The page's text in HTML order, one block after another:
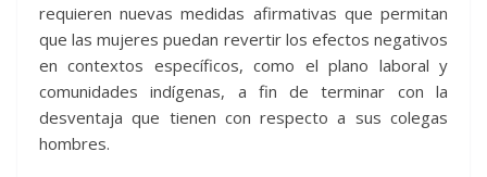
requieren nuevas medidas afirmativas que permitan
que las mujeres puedan revertir los efectos negativos
en contextos específicos, como el plano laboral y
comunidades indígenas, a fin de terminar con la
desventaja que tienen con respecto a sus colegas
hombres.